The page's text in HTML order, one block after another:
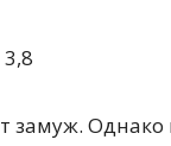
3,8
замуж.